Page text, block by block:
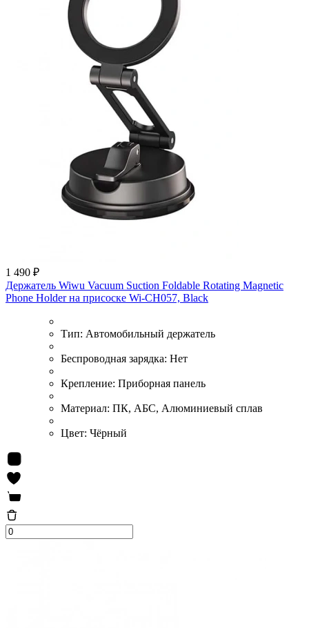
1 490 ₽
Держатель Wiwu Vacuum Suction Foldable Rotating Magnetic
Phone Holder на присоске Wi-CH057, Black
Тип: Автомобильный держатель
Беспроводная зарядка: Нет
Крепление: Приборная панель
Материал: ПК, АБС, Алюминиевый сплав
Цвет: Чёрный